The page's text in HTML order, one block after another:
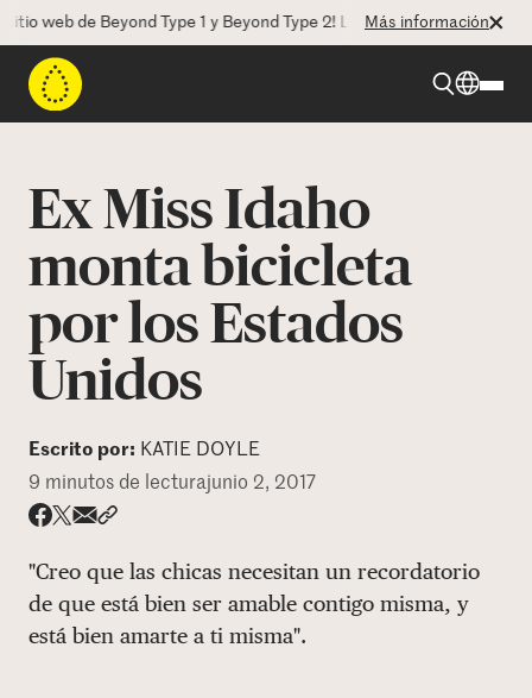
de Beyond Type 1 y Beyond Type 2! La CEO Deborah Dugan nos
Más información
Recursos
Programas
Quienes somos
DONAR
Ex Miss Idaho
monta bicicleta
por los Estados
Unidos
Escrito por: KATIE DOYLE
9 minutos de lecturajunio 2, 2017
"Creo que las chicas necesitan un recordatorio
de que está bien ser amable contigo misma, y
está bien amarte a ti misma".